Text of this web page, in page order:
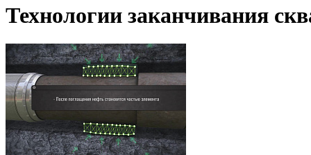
Технологии заканчивания